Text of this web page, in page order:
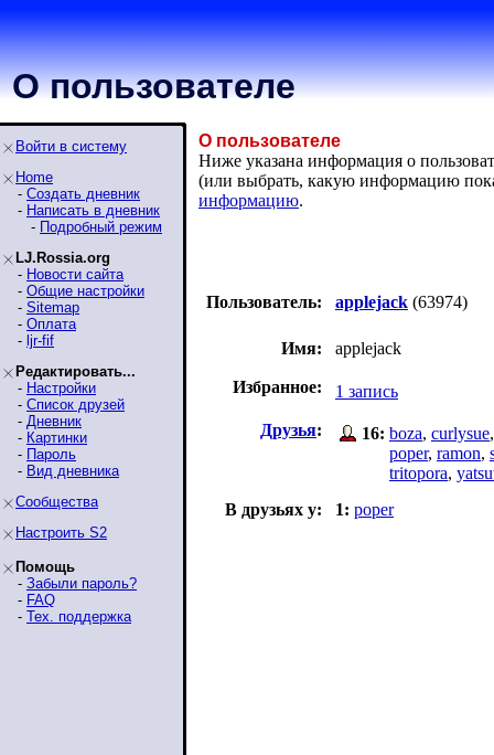
О пользователе
Войти в систему
Home
- Создать дневник
- Написать в дневник
- Подробный режим
LJ.Rossia.org
- Новости сайта
- Общие настройки
- Sitemap
- Оплата
- ljr-fif
Редактировать...
- Настройки
- Список друзей
- Дневник
- Картинки
- Пароль
- Вид дневника
Сообщества
Настроить S2
Помощь
- Забыли пароль?
- FAQ
- Тех. поддержка
О пользователе
Ниже указана информация о
(или выбрать, какую информацию
информацию.
Пользователь: applejack (63974)
Имя: applejack
Избранное: 1 запись
Друзья: 16: boza, curlysue
poper, ramon,
tritopora,
В друзьях у:
1: poper